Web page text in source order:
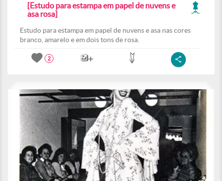
[Estudo para estampa em papel de nuvens e
asa rosa]
Estudo para estampa em papel de nuvens e asa nas cores
branco, amarelo e em dois tons de rosa.
2